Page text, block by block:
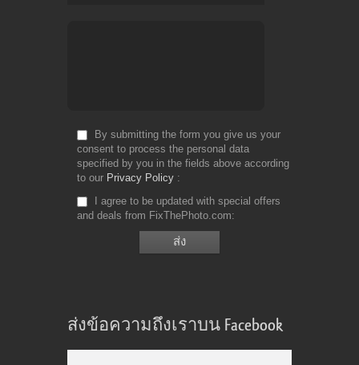
By submitting the form you give us your
consent to process the personal data
specified by you in the fields above according
to our Privacy Policy
I agree to be updated with special offers
and deals from FixThePhoto.com
ส่งข้อความถึงเราบน Facebook